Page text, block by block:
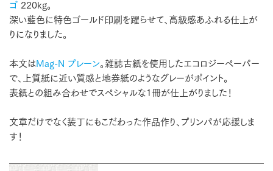
ゴ 220kg。
深い藍色に特色ゴールド印刷を躍らせて、高級感あふれる仕上が
りになりました。
本文はMag-N プレーン。雑誌古紙を使用したエコロジーペーパー
で、上質紙に近い質感と地券紙のようなグレーがポイント。
表紙との組み合わせでスペシャルな1冊が仕上がりました！
文章だけでなく装丁にもこだわった作品作り、プリンパが応援しま
す！